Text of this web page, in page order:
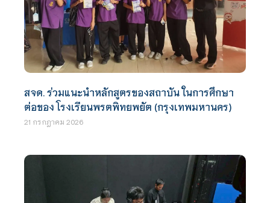
สจด. ร่วมแนะนำหลักสูตรของสถาบัน ในการศึกษา
ต่อของ โรงเรียนพรตพิทยพยัต (กรุงเทพมหานคร)
21 กรกฎาคม 2026